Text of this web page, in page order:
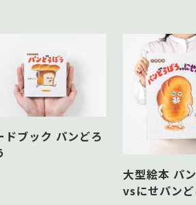
・からあげおにぎり）
がみ）
・なぞのフランスパン・おにぎ
ドブック パンどろ
大型絵本 パ
vsにせパンど